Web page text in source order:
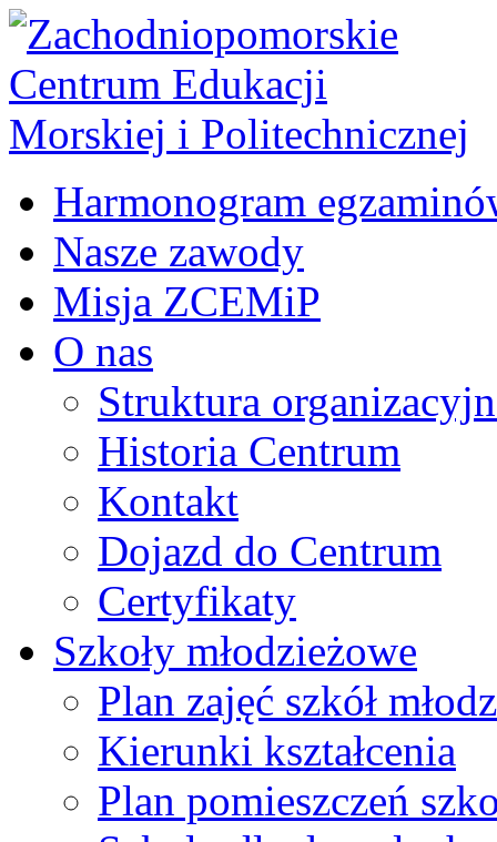
Harmonogram
Nasze zawody
Misja ZCEMiP
O nas
Struktura
Historia Centrum
Kontakt
Dojazd do Centrum
Certyfikaty
Szkoły młodzieżowe
Plan zajęć szkół
Kierunki kształcenia
Plan pomieszczeń